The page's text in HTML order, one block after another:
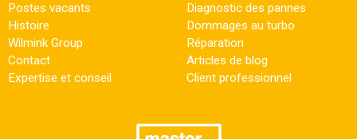
Postes vacants
Histoire
Wilmink Group
Contact
Expertise et conseil
Diagnostic des pannes
Dommages au turbo
Réparation
Articles de blog
Client professionnel